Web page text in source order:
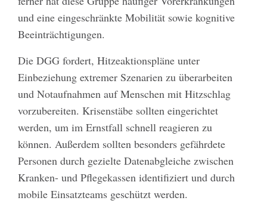
und eine eingeschränkte Mobilität sowie kognitive
Beeinträchtigungen.
Die DGG fordert, Hitzeaktionspläne unter
Einbeziehung extremer Szenarien zu überarbeiten
und Notaufnahmen auf Menschen mit Hitzschlag
vorzubereiten. Krisenstäbe sollten eingerichtet
werden, um im Ernstfall schnell reagieren zu
können. Außerdem sollten besonders gefährdete
Personen durch gezielte Datenabgleiche zwischen
Kranken- und Pflegekassen identifiziert und durch
mobile Einsatzteams geschützt werden.